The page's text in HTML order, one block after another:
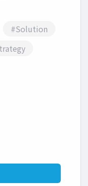
#Solution